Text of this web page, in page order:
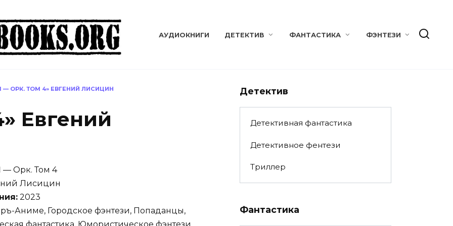
АУДИОКНИГИ ДЕТЕКТИВ ФАНТАСТИКА ФЭНТЕЗИ
— ОРК. ТОМ 4» ЕВГЕНИЙ ЛИСИЦИН
Евгений
— Орк. Том 4
Лисицин
2023
Аниме, Городское фэнтези, Попаданцы,
Детектив
Детективная фантастика
Детективное фентези
Триллер
Фантастика